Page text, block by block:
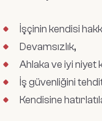
İşçinin kendisi
Devamsızlık,
Ahlaka ve iyi niyet
İş güvenliğini
Kendisine